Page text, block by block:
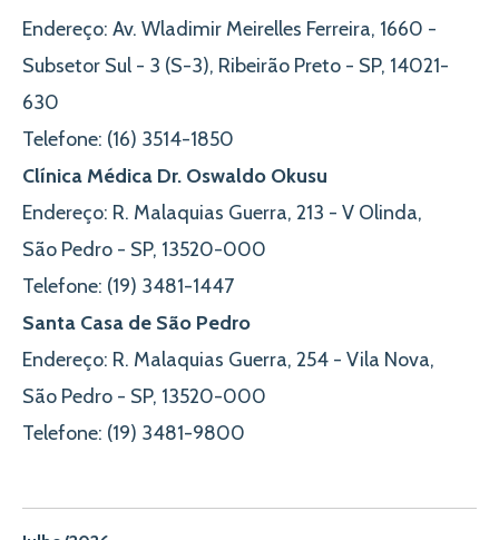
Endereço: Av. Wladimir Meirelles Ferreira, 1660 -
Subsetor Sul - 3 (S-3), Ribeirão Preto - SP, 14021-
630
Telefone: (16) 3514-1850
Clínica Médica Dr. Oswaldo Okusu
Endereço: R. Malaquias Guerra, 213 - V Olinda,
São Pedro - SP, 13520-000
Telefone: (19) 3481-1447
Santa Casa de São Pedro
Endereço: R. Malaquias Guerra, 254 - Vila Nova,
São Pedro - SP, 13520-000
Telefone: (19) 3481-9800